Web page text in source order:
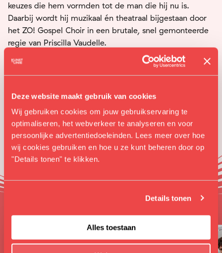
Deze website maakt gebruik van cookies
Wij gebruiken cookies om jouw gebruikservaring te
optimaliseren, het webverkeer te analyseren en voor
persoonlijke advertentiedoeleinden. Lees meer over hoe
wij cookies gebruiken en hoe u ze kunt beheren door op
"Details tonen" te klikken.
Details tonen
Alles toestaan
keuzes die hem vormden tot de man die hij nu is.
Daarbij wordt hij muzikaal én theatraal bijgestaan door
het ZO! Gospel Choir in een brutale, snel gemonteerde
regie van Priscilla Vaudelle.
Soortgelijk